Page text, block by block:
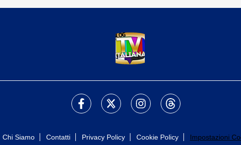
Chi Siamo Contatti Privacy Policy Cookie Policy Impostazioni